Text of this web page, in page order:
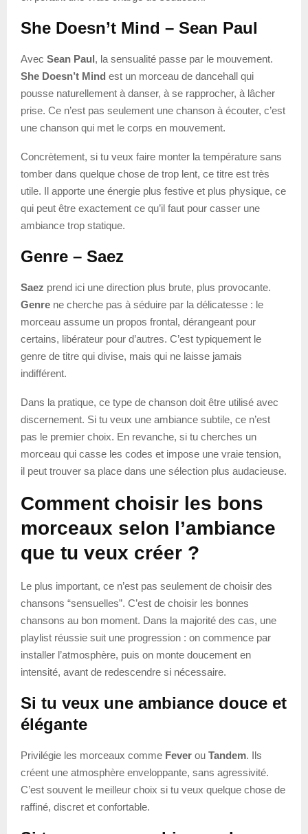
She Doesn’t Mind – Sean Paul
Avec Sean Paul, la sensualité passe par le mouvement.
She Doesn’t Mind est un morceau de dancehall qui
pousse naturellement à danser, à se rapprocher, à lâcher
prise. Ce n’est pas seulement une chanson à écouter, c’est
une chanson qui met le corps en mouvement.
Concrètement, si tu veux faire monter la température sans
tomber dans quelque chose de trop lent, ce titre est très
utile. Il apporte une énergie plus festive et plus physique, ce
qui peut être exactement ce qu’il faut pour casser une
ambiance trop statique.
Genre – Saez
Saez prend ici une direction plus brute, plus provocante.
Genre ne cherche pas à séduire par la délicatesse : le
morceau assume un propos frontal, dérangeant pour
certains, libérateur pour d’autres. C’est typiquement le
genre de titre qui divise, mais qui ne laisse jamais
indifférent.
Dans la pratique, ce type de chanson doit être utilisé avec
discernement. Si tu veux une ambiance subtile, ce n’est
pas le premier choix. En revanche, si tu cherches un
morceau qui casse les codes et impose une vraie tension,
il peut trouver sa place dans une sélection plus audacieuse.
Comment choisir les bons
morceaux selon l’ambiance
que tu veux créer ?
Le plus important, ce n’est pas seulement de choisir des
chansons “sensuelles”. C’est de choisir les bonnes
chansons au bon moment. Dans la majorité des cas, une
playlist réussie suit une progression : on commence par
installer l’atmosphère, puis on monte doucement en
intensité, avant de redescendre si nécessaire.
Si tu veux une ambiance douce et
élégante
Privilégie les morceaux comme Fever ou Tandem. Ils
créent une atmosphère enveloppante, sans agressivité.
C’est souvent le meilleur choix si tu veux quelque chose de
raffiné, discret et confortable.